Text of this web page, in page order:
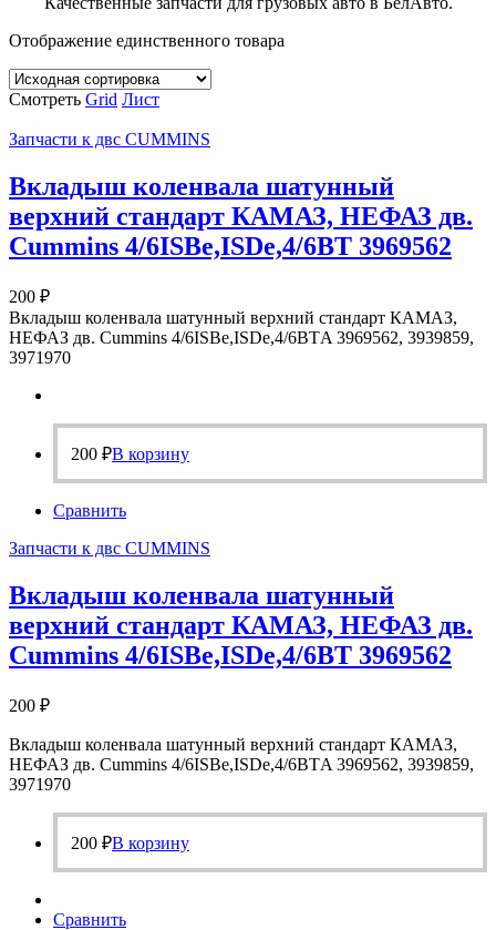
Отображение единственного товара
Смотреть Grid Лист
Запчасти к двс CUMMINS
Вкладыш коленвала шатунный
верхний стандарт КАМАЗ, НЕФАЗ дв.
Cummins 4/6ISBе,ISDe,4/6ВТ 3969562
200 ₽
Вкладыш коленвала шатунный верхний стандарт КАМАЗ,
НЕФАЗ дв. Cummins 4/6ISBе,ISDe,4/6ВТA 3969562, 3939859,
3971970
200 ₽В корзину
Сравнить
Запчасти к двс CUMMINS
Вкладыш коленвала шатунный
верхний стандарт КАМАЗ, НЕФАЗ дв.
Cummins 4/6ISBе,ISDe,4/6ВТ 3969562
200 ₽
Вкладыш коленвала шатунный верхний стандарт КАМАЗ,
НЕФАЗ дв. Cummins 4/6ISBе,ISDe,4/6ВТA 3969562, 3939859,
3971970
200 ₽В корзину
Сравнить